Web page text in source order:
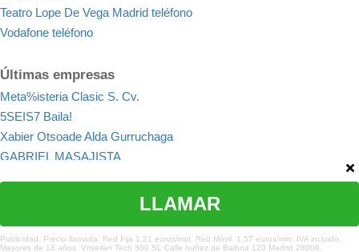
Teatro Lope De Vega Madrid teléfono
Vodafone teléfono
Últimas empresas
Meta%isteria Clasic S. Cv.
5SEIS7 Baila!
Xabier Otsoade Alda Gurruchaga
GABRIEL MASAJISTA
5Senses
¿Te hemos ayudado?
LLAMAR
Publicidad. Precio llamada: Red Fija 1,21 euros/min. Red Móvil. 1,57 euros/min. IVA incluido.
Mayores de 18 años. Vriseilan Tech 360 SL Calle nuñez de Balboa 120 Madrid 28006.